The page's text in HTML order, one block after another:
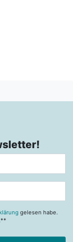
gelesen habe.